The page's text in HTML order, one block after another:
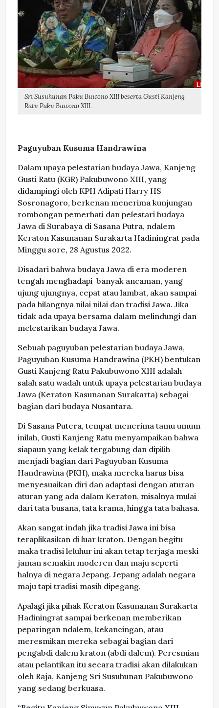
Sri Susuhunan Paku Buwono XIII beserta Gusti Kanjeng
Ratu Paku Buwono XIII.
Paguyuban Kusuma Handrawina
Dalam upaya pelestarian budaya Jawa, Kanjeng
Gusti Ratu (KGR) Pakubuwono XIII, yang
didampingi oleh KPH Adipati Harry HS
Sosronagoro, berkenan menerima kunjungan
rombongan pemerhati dan pelestari budaya
Jawa di Surabaya di Sasana Putra, ndalem
Keraton Kasunanan Surakarta Hadiningrat pada
Minggu sore, 28 Agustus 2022.
Disadari bahwa budaya Jawa di era moderen
tengah menghadapi banyak ancaman, yang
ujung ujungnya, cepat atau lambat, akan sampai
pada hilangnya nilai nilai dan tradisi Jawa. Jika
tidak ada upaya bersama dalam melindungi dan
melestarikan budaya Jawa.
Sebuah paguyuban pelestarian budaya Jawa,
Paguyuban Kusuma Handrawina (PKH) bentukan
Gusti Kanjeng Ratu Pakubuwono XIII adalah
salah satu wadah untuk upaya pelestarian budaya
Jawa (Keraton Kasunanan Surakarta) sebagai
bagian dari budaya Nusantara.
Di Sasana Putera, tempat menerima tamu umum
inilah, Gusti Kanjeng Ratu menyampaikan bahwa
siapaun yang kelak tergabung dan dipilih
menjadi bagian dari Paguyuban Kusuma
Handrawina (PKH), maka mereka harus bisa
menyesuaikan diri dan adaptasi dengan aturan
aturan yang ada dalam Keraton, misalnya mulai
dari tata busana, tata krama, hingga tata bahasa.
Akan sangat indah jika tradisi Jawa ini bisa
teraplikasikan di luar kraton. Dengan begitu
maka tradisi leluhur ini akan tetap terjaga meski
jaman semakin moderen dan maju seperti
halnya di negara Jepang. Jepang adalah negara
maju tapi tradisi masih dipegang.
Apalagi jika pihak Keraton Kasunanan Surakarta
Hadiningrat sampai berkenan memberikan
peparingan ndalem, kekancingan, atau
meresmikan mereka sebagai bagian dari
pengabdi dalem kraton (abdi dalem). Peresmian
atau pelantikan itu secara tradisi akan dilakukan
oleh Raja, Kanjeng Sri Susuhunan Pakubuwono
yang sedang berkuasa.